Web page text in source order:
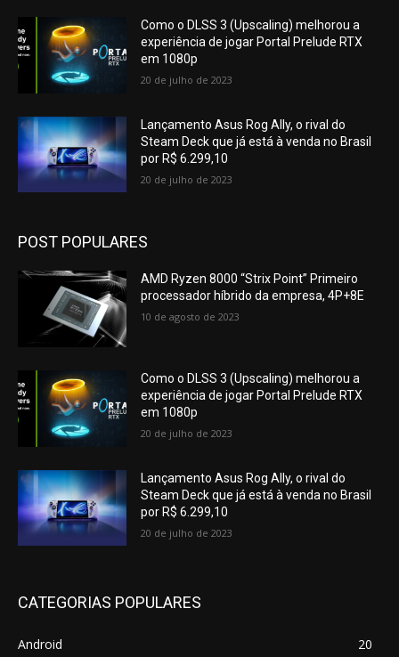
Como o DLSS 3 (Upscaling) melhorou a
experiência de jogar Portal Prelude RTX
em 1080p
20 de julho de 2023
Lançamento Asus Rog Ally, o rival do
Steam Deck que já está à venda no Brasil
por R$ 6.299,10
20 de julho de 2023
POST POPULARES
AMD Ryzen 8000 “Strix Point” Primeiro
processador híbrido da empresa, 4P+8E
10 de agosto de 2023
Como o DLSS 3 (Upscaling) melhorou a
experiência de jogar Portal Prelude RTX
em 1080p
20 de julho de 2023
Lançamento Asus Rog Ally, o rival do
Steam Deck que já está à venda no Brasil
por R$ 6.299,10
20 de julho de 2023
CATEGORIAS POPULARES
Android
20